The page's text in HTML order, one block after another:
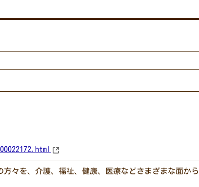
々を、介護、福祉、健康、医療などさまざまな面から